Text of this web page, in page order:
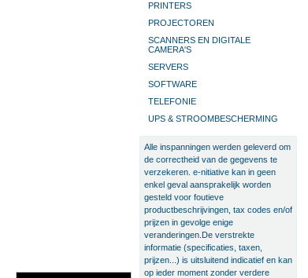
PRINTERS
PROJECTOREN
SCANNERS EN DIGITALE
CAMERA'S
SERVERS
SOFTWARE
TELEFONIE
UPS & STROOMBESCHERMING
Alle inspanningen werden geleverd om
de correctheid van de gegevens te
verzekeren. e-nitiative kan in geen
enkel geval aansprakelijk worden
gesteld voor foutieve
productbeschrijvingen, tax codes en/of
prijzen in gevolge enige
veranderingen.De verstrekte
informatie (specificaties, taxen,
prijzen...) is uitsluitend indicatief en kan
op ieder moment zonder verdere